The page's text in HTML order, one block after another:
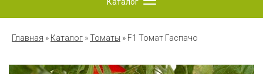
Каталог
Главная » Каталог »Томаты » F1 Томат Гаспачо